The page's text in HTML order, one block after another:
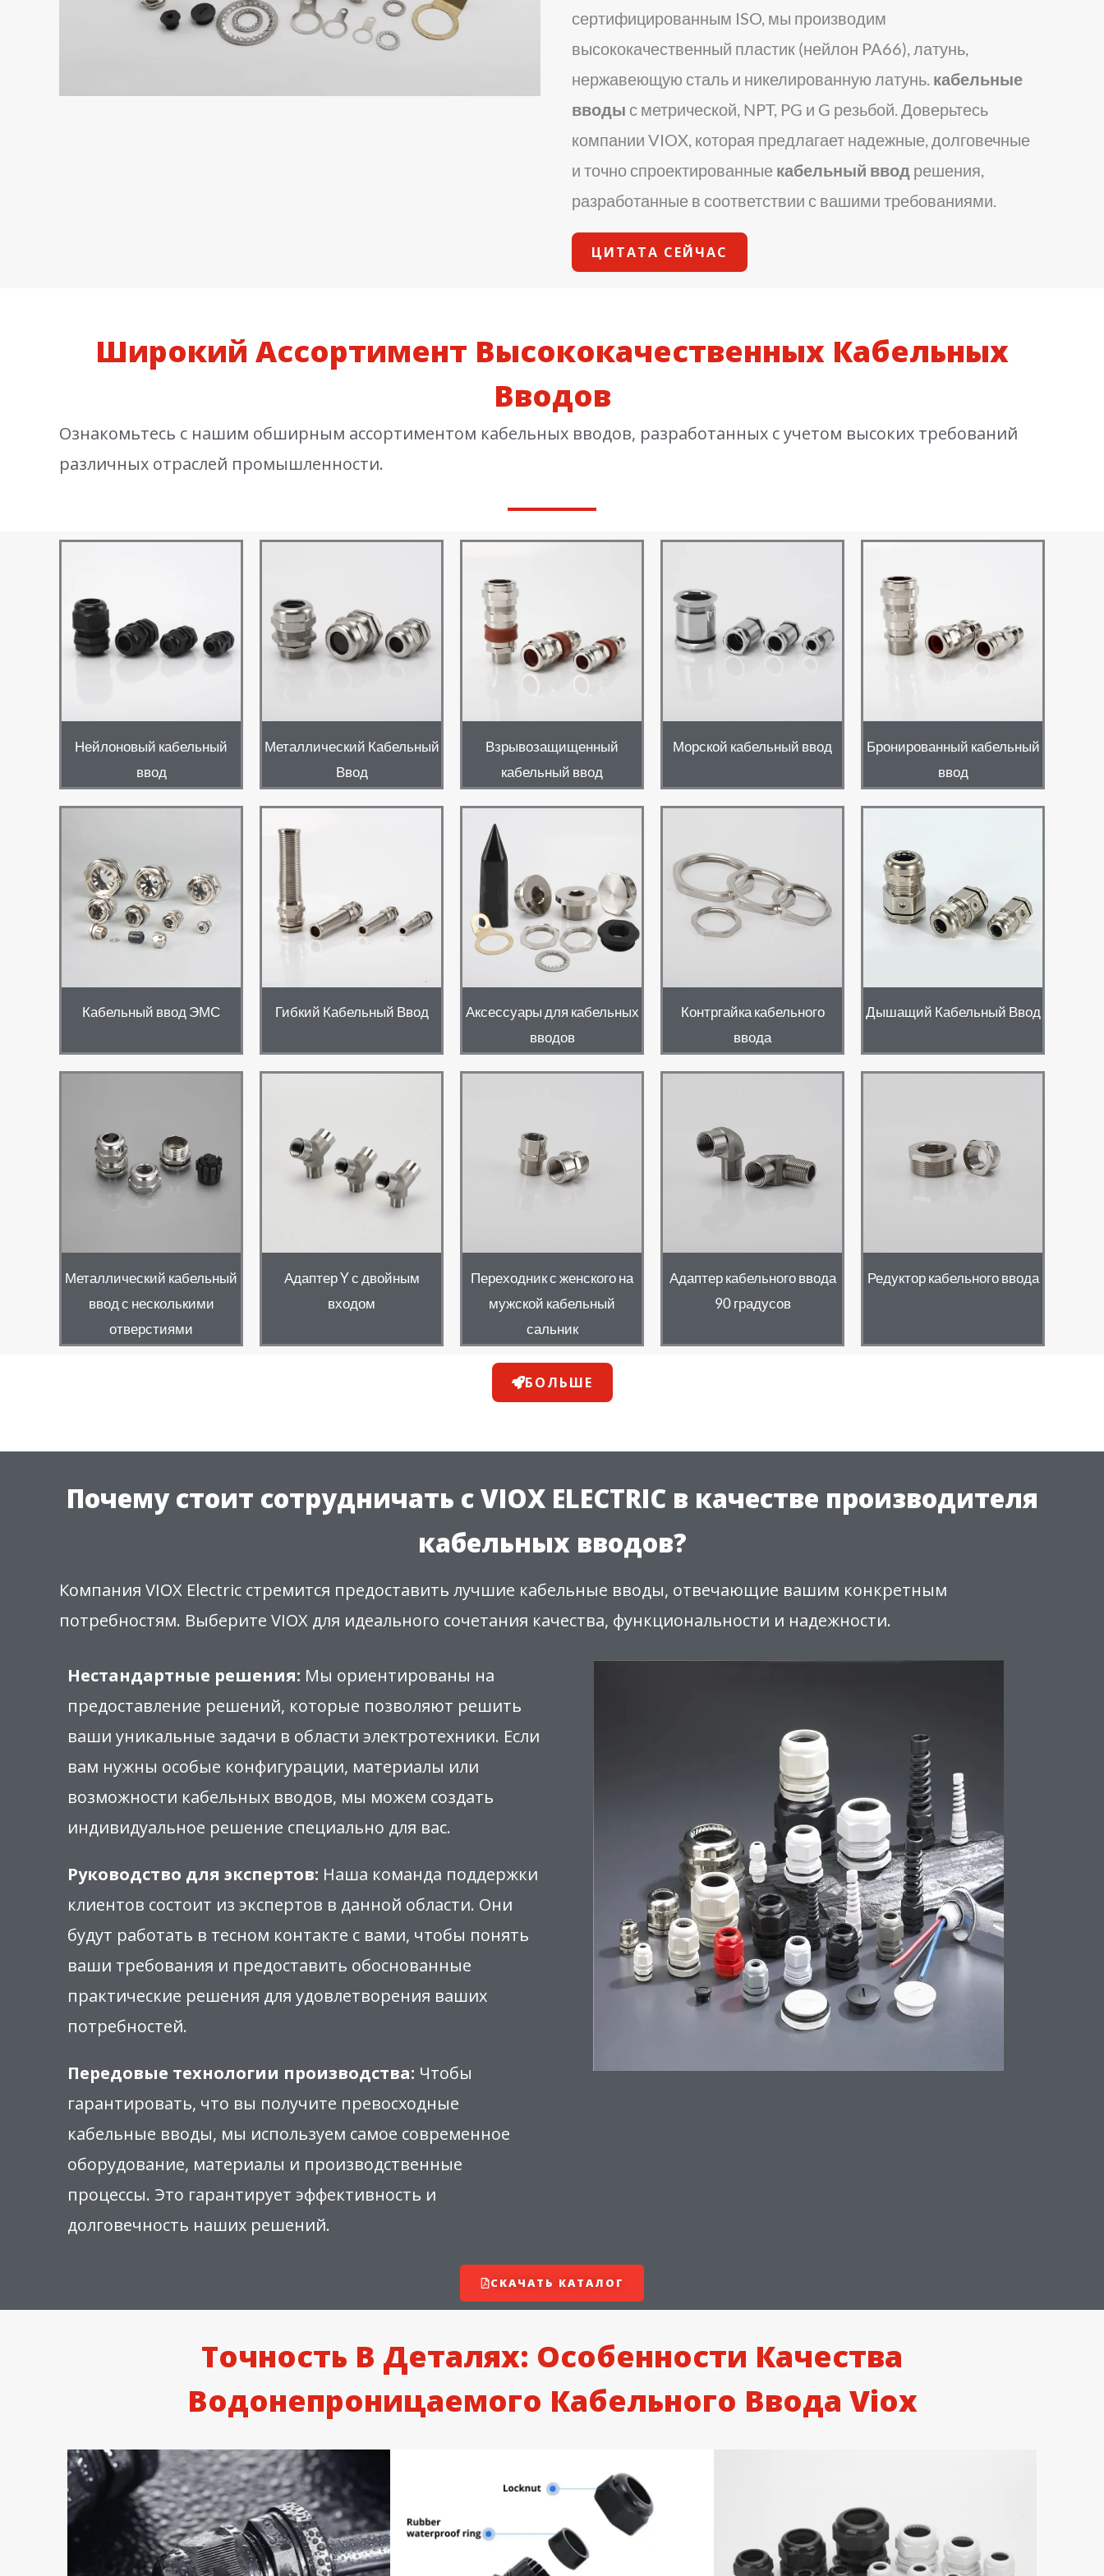
сертифицированным ISO, мы производим
высококачественный пластик (нейлон PA66), латунь,
нержавеющую сталь и никелированную латунь. кабельные
вводы с метрической, NPT, PG и G резьбой. Доверьтесь
компании VIOX, которая предлагает надежные, долговечные
и точно спроектированные кабельный ввод решения,
разработанные в соответствии с вашими требованиями.
ЦИТАТА СЕЙЧАС
Широкий Ассортимент Высококачественных Кабельных
Вводов
Ознакомьтесь с нашим обширным ассортиментом кабельных вводов, разработанных с учетом высоких требований
различных отраслей промышленности.
Нейлоновый кабельный
ввод
Металлический Кабельный
Ввод
Взрывозащищенный
кабельный ввод
Морской кабельный ввод
Бронированный кабельный
ввод
Кабельный ввод ЭМС Гибкий Кабельный Ввод
Аксессуары для кабельных
вводов
Контргайка кабельного
ввода
Дышащий Кабельный Ввод
Металлический кабельный
ввод с несколькими
отверстиями
Адаптер Y с двойным
входом
Переходник с женского на
мужской кабельный
сальник
Адаптер кабельного ввода
90 градусов
Редуктор кабельного ввода
БОЛЬШЕ
Почему стоит сотрудничать с VIOX ELECTRIC в качестве производителя
кабельных вводов?
Компания VIOX Electric стремится предоставить лучшие кабельные вводы, отвечающие вашим конкретным
потребностям. Выберите VIOX для идеального сочетания качества, функциональности и надежности.
Нестандартные решения: Мы ориентированы на
предоставление решений, которые позволяют решить
ваши уникальные задачи в области электротехники. Если
вам нужны особые конфигурации, материалы или
возможности кабельных вводов, мы можем создать
индивидуальное решение специально для вас.
Руководство для экспертов: Наша команда поддержки
клиентов состоит из экспертов в данной области. Они
будут работать в тесном контакте с вами, чтобы понять
ваши требования и предоставить обоснованные
практические решения для удовлетворения ваших
потребностей.
Передовые технологии производства: Чтобы
гарантировать, что вы получите превосходные
кабельные вводы, мы используем самое современное
оборудование, материалы и производственные
процессы. Это гарантирует эффективность и
долговечность наших решений.
СКАЧАТЬ КАТАЛОГ
Точность В Деталях: Особенности Качества
Водонепроницаемого Кабельного Ввода Viox